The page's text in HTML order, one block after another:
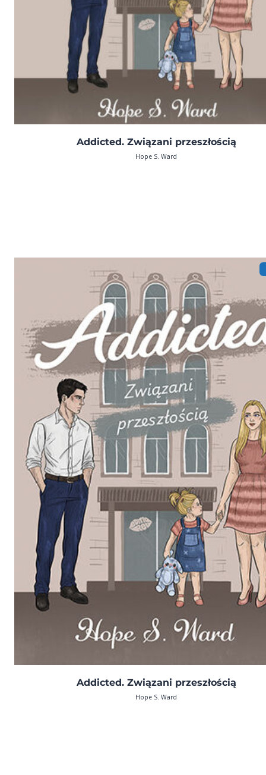
Addicted. Związani przeszłością
Hope S. Ward
Addicted. Związani przeszłością
Hope S. Ward